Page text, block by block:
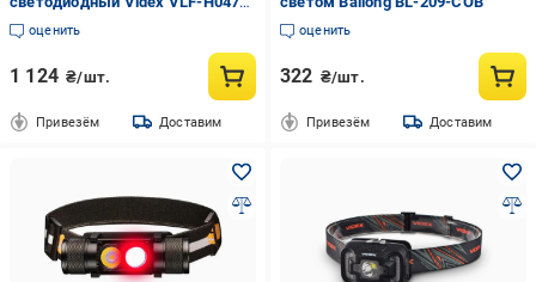
1000 Lm 5000K
оценить
1 124 ₴/шт.
Привезём Доставим
оценить
322 ₴/шт.
Привезём Доставим